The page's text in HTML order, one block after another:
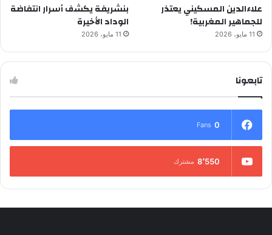
علاءالدين المسكيني يعتذر
للجماهير المغربية!
11 مايو، 2026
بنشريفة يكشف أسرار انتفاضة
الوداد الأخيرة
11 مايو، 2026
تابعونا
0
Fans
8٬550 مشترك